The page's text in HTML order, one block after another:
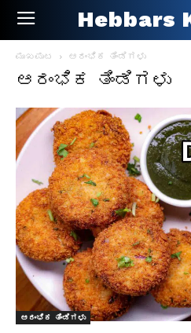
Hebbars
ಮುಖಪುಟ ಆರಂಭಿಕ ತಿಂಡಿಗಳು
ಆರಂಭಿಕ ತಿಂಡಿಗಳು
ಆರಂಭಿಕ ತಿಂಡಿಗಳು